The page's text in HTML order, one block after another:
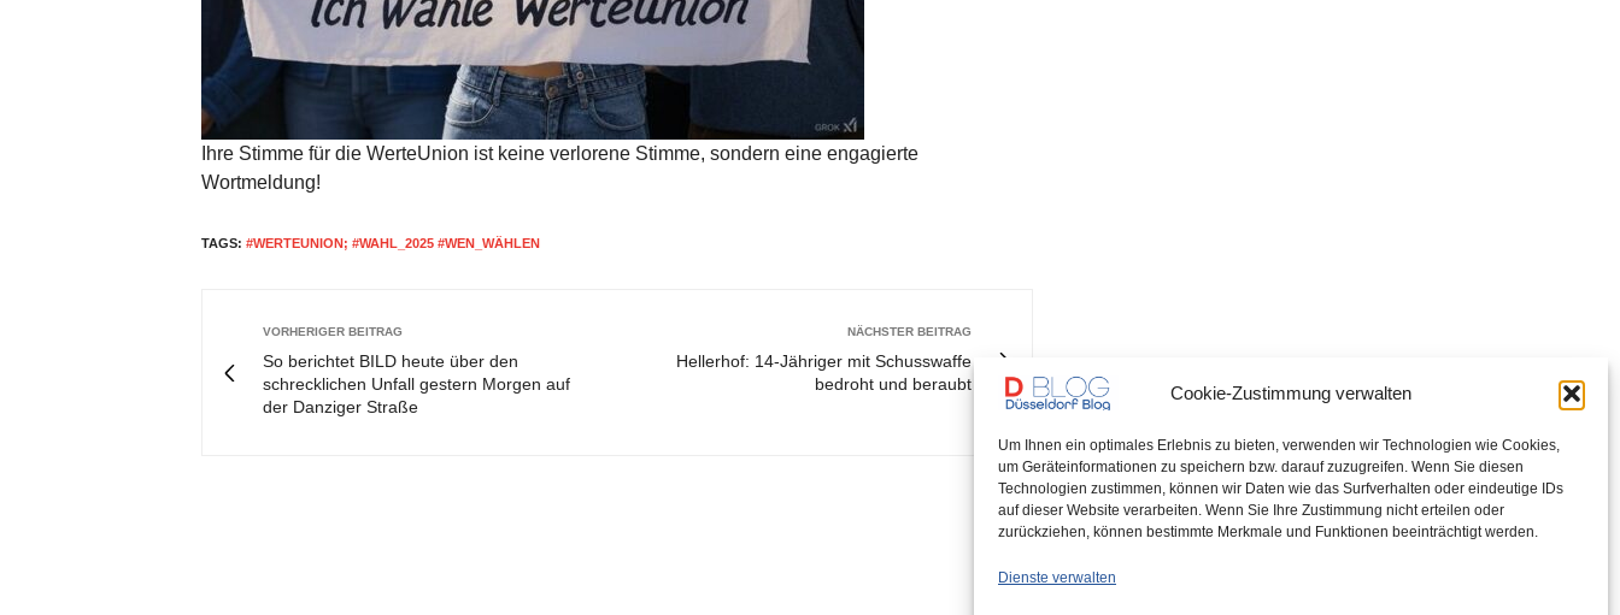
Cookie-Zustimmung verwalten
Um Ihnen ein optimales Erlebnis zu bieten, verwenden wir Technologien wie Cookies,
um Geräteinformationen zu speichern bzw. darauf zuzugreifen. Wenn Sie diesen
Technologien zustimmen, können wir Daten wie das Surfverhalten oder eindeutige IDs
auf dieser Website verarbeiten. Wenn Sie Ihre Zustimmung nicht erteilen oder
zurückziehen, können bestimmte Merkmale und Funktionen beeinträchtigt werden.
Dienste verwalten
Ihre Stimme für die WerteUnion ist keine verlorene Stimme, sondern eine engagierte
Wortmeldung!
TAGS: #WERTEUNION; #WAHL_2025 #WEN_WÄHLEN
VORHERIGER BEITRAG
So berichtet BILD heute über den
schrecklichen Unfall gestern Morgen auf
der Danziger Straße
NÄCHSTER BEITRAG
Hellerhof: 14-Jähriger mit Schusswaffe
bedroht und beraubt